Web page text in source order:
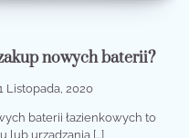
nowych baterii?
Listopada, 2020
baterii łazienkowych to
lub urządzania […]